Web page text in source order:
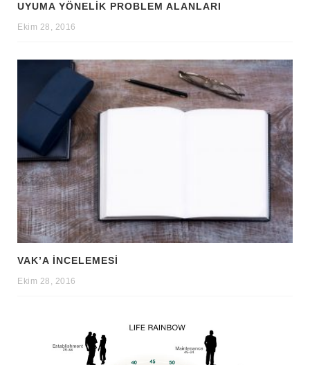
UYUMA YÖNELIK PROBLEM ALANLARI
Ekim 28, 2016
VAK’A İNCELEMESI
Ekim 28, 2016